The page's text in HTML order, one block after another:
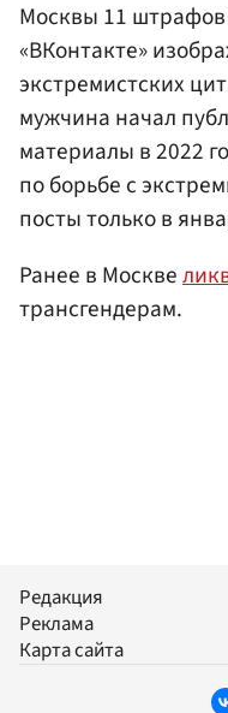
Москвы 11 штрафов
«ВКонтакте»
экстремистских
мужчина начал
материалы в 2022
по борьбе с
посты только в
Ранее в Москве
трансгендерам.
Редакция
Реклама
Карта сайта